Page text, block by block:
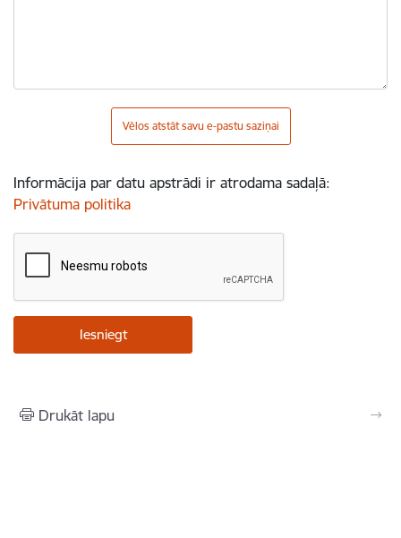
Vēlos atstāt savu e-pastu saziņai
Informācija par datu apstrādi ir atrodama sadaļā:
Privātuma politika
Drukāt lapu